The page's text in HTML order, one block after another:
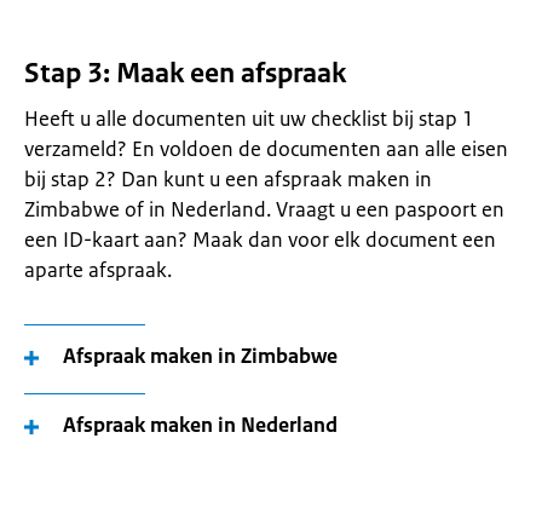
Stap 3: Maak een afspraak
Heeft u alle documenten uit uw checklist bij stap 1
verzameld? En voldoen de documenten aan alle eisen
bij stap 2? Dan kunt u een afspraak maken in
Zimbabwe of in Nederland. Vraagt u een paspoort en
een ID-kaart aan? Maak dan voor elk document een
aparte afspraak.
Afspraak maken in Zimbabwe
Afspraak maken in Nederland